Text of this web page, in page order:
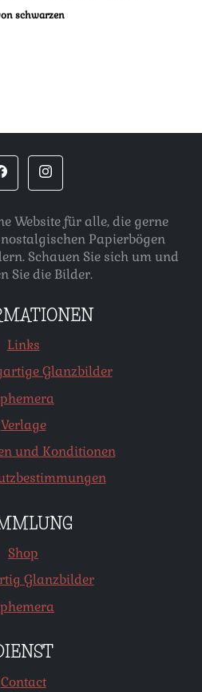
schwarzen
Website für alle, die gerne
Papierbögen
Schauen Sie sich um und
Sie die Bilder.
Links
Glanzbilder
Verlage
und Konditionen
Shop
Glanzbilder
Contact